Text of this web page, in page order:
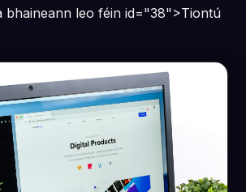
bhaineann leo féin id="38">Tiontú